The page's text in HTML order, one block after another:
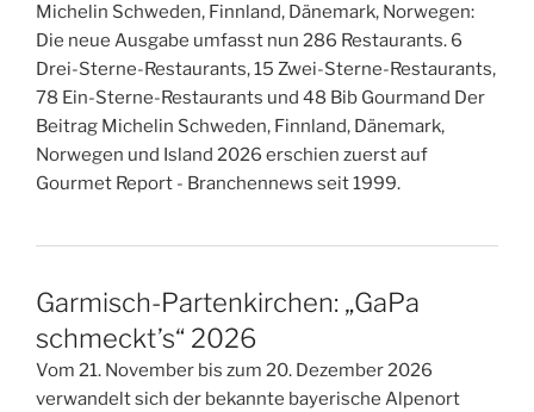
Michelin Schweden, Finnland, Dänemark, Norwegen:
Die neue Ausgabe umfasst nun 286 Restaurants. 6
Drei-Sterne-Restaurants, 15 Zwei-Sterne-Restaurants,
78 Ein-Sterne-Restaurants und 48 Bib Gourmand Der
Beitrag Michelin Schweden, Finnland, Dänemark,
Norwegen und Island 2026 erschien zuerst auf
Gourmet Report - Branchennews seit 1999.
Garmisch-Partenkirchen: „GaPa
schmeckt’s“ 2026
Vom 21. November bis zum 20. Dezember 2026
verwandelt sich der bekannte bayerische Alpenort